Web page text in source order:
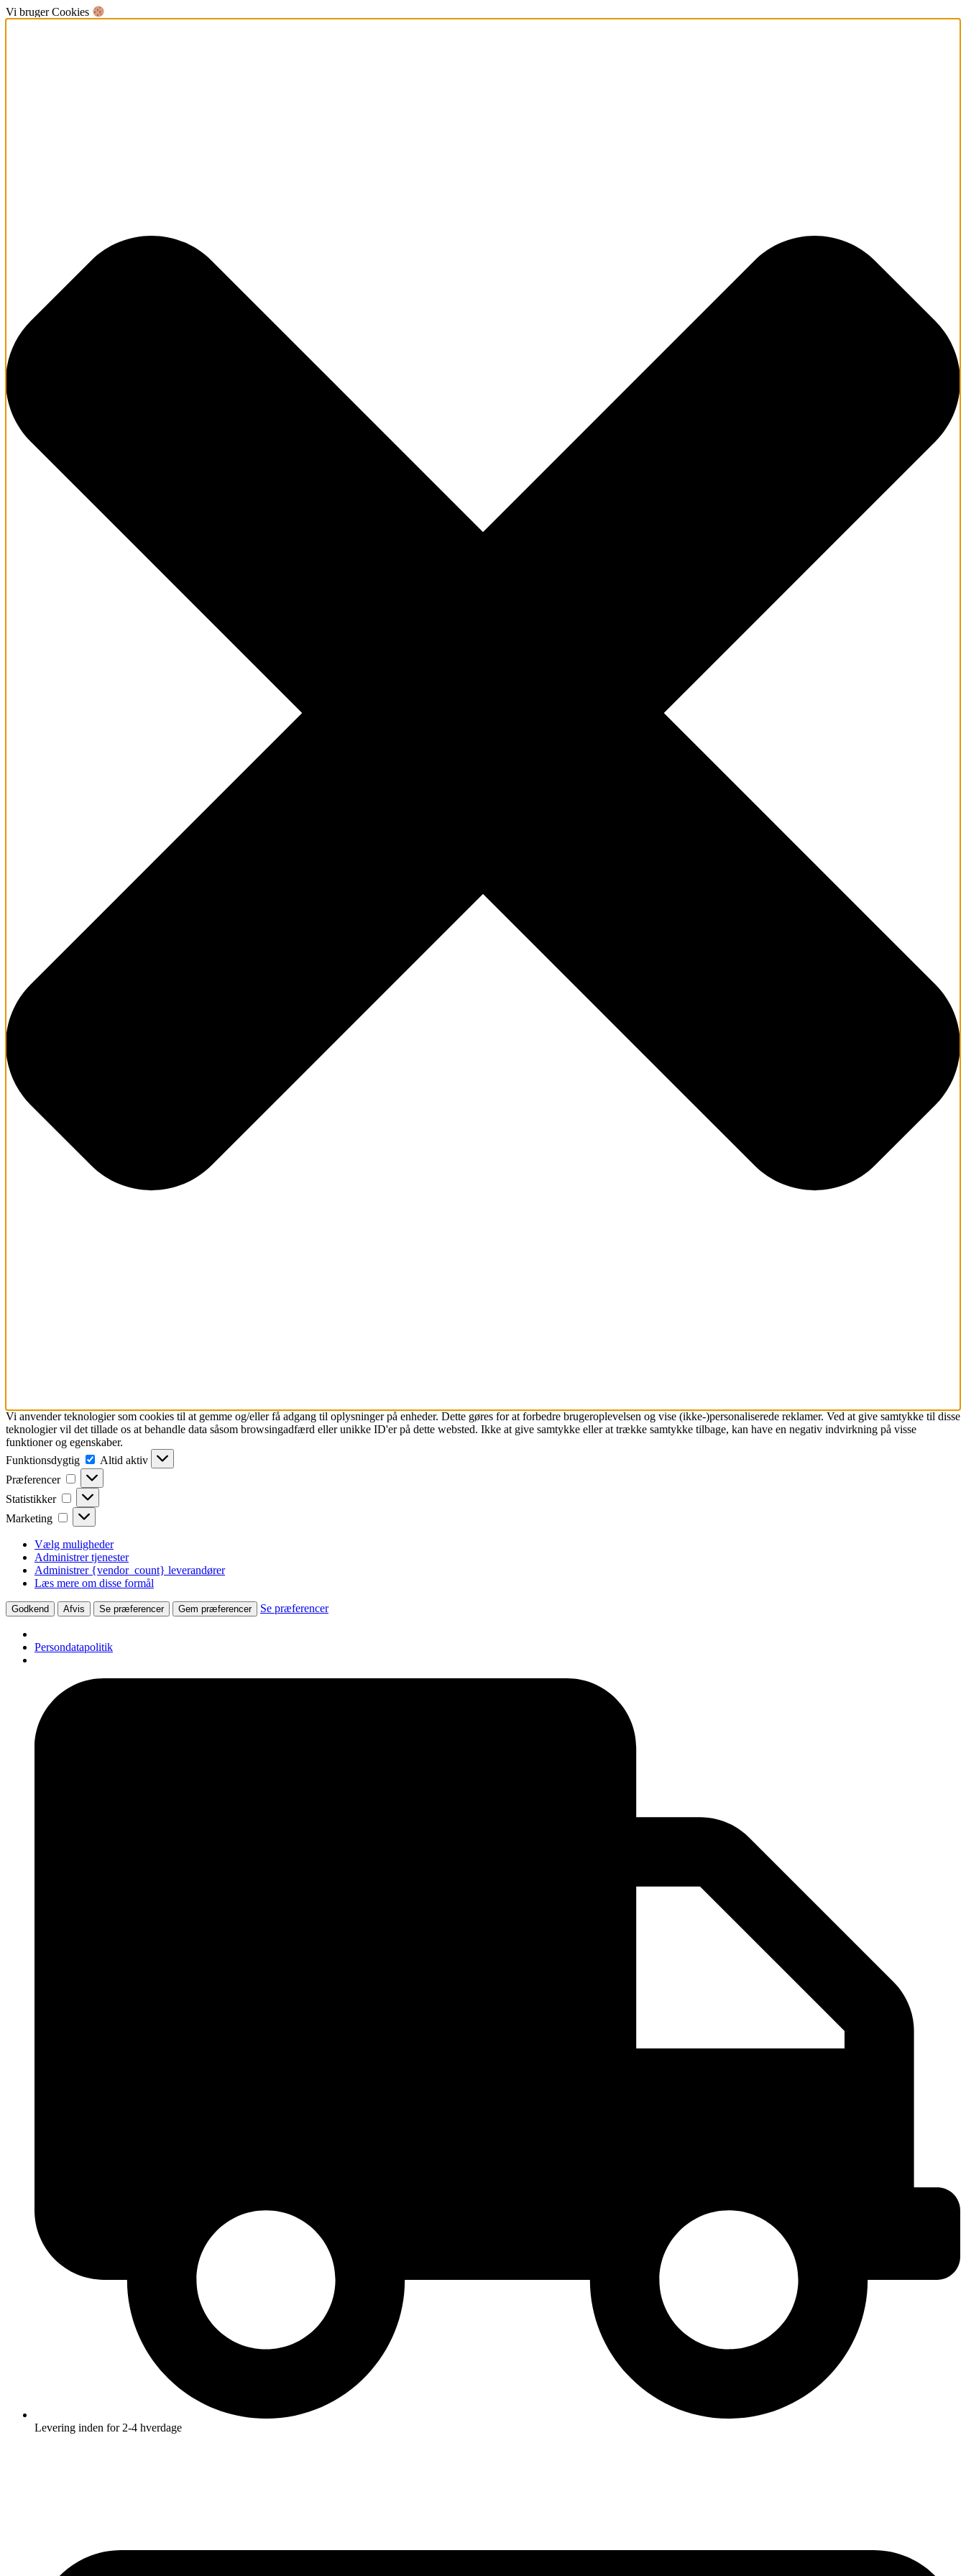
Vi bruger Cookies
Vi anvender teknologier som cookies til at gemme og/eller få adgang til oplysninger på enheder. Dette gøres for at forbedre brugeroplevelsen og vise (ikke-)personaliserede reklamer. Ved at give samtykke til disse
teknologier vil det tillade os at behandle data såsom browsingadfærd eller unikke ID'er på dette websted. Ikke at give samtykke eller at trække samtykke tilbage, kan have en negativ indvirkning på visse
funktioner og egenskaber.
Funktionsdygtig
Funktionsdygtig
Altid aktiv
Præferencer
Præferencer
Statistikker Statistikker
Marketing Marketing
Vælg muligheder
Administrer tjenester
Administrer {vendor_count} leverandører
Læs mere om disse formål
Godkend Afvis Se præferencer Gem præferencer Se præferencer
Persondatapolitik
Levering inden for 2-4 hverdage